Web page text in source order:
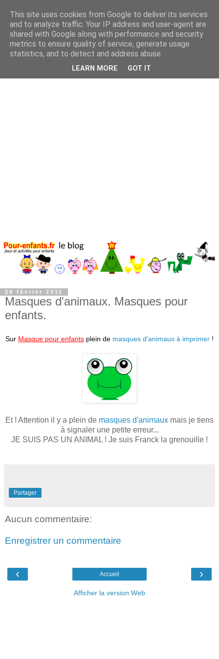
28 février 2011
Masques d'animaux. Masques pour
enfants.
Sur Masque pour enfants plein de masques d'animaux à imprimer !
Et ! Attention il y a plein de masques d'animaux mais je tiens
à signaler une petite erreur...
JE SUIS PAS UN ANIMAL ! Je suis Franck la grenouille !
Partager
Aucun commentaire:
Enregistrer un commentaire
‹ ›
Accueil
Afficher la version Web
This site uses cookies from Google to deliver its services
and to analyze traffic. Your IP address and user-agent are
shared with Google along with performance and security
metrics to ensure quality of service, generate usage
statistics, and to detect and address abuse.
LEARN MORE GOT IT